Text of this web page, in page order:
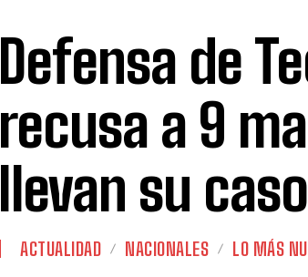
Defensa de
recusa a 9
llevan su caso
ACTUALIDAD NACIONALES LO MÁS